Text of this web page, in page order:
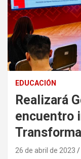
EDUCACIÓN
Realizará
encuentro
26 de abril de 2023